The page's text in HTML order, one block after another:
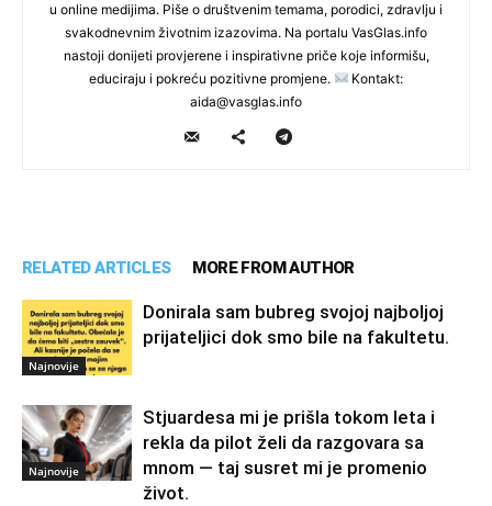
u online medijima. Piše o društvenim temama, porodici, zdravlju i
svakodnevnim životnim izazovima. Na portalu VasGlas.info
nastoji donijeti provjerene i inspirativne priče koje informišu,
educiraju i pokreću pozitivne promjene.
Kontakt:
aida@vasglas.info
RELATED ARTICLES MORE FROM AUTHOR
Najnovije
Donirala sam bubreg svojoj najboljoj
prijateljici dok smo bile na fakultetu.
Najnovije
Stjuardesa mi je prišla tokom leta i
rekla da pilot želi da razgovara sa
mnom — taj susret mi je promenio
život.